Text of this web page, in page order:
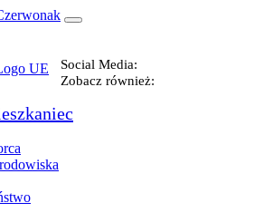
Social Media:
Zobacz również: